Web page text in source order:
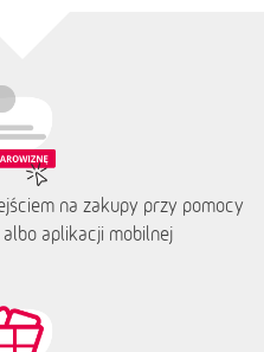
na zakupy przy pomocy
aplikacji mobilnej